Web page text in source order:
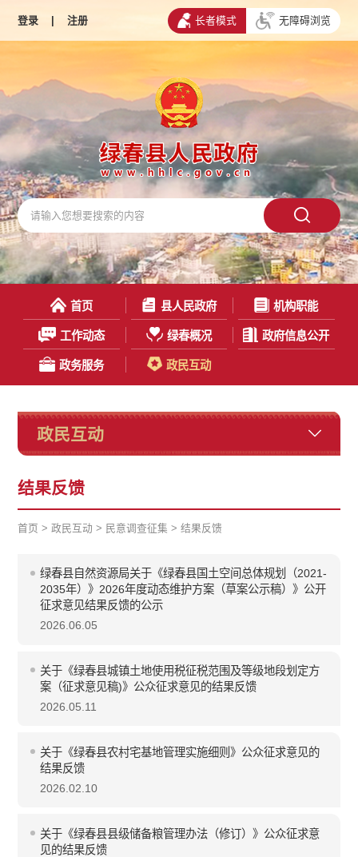
登录 | 注册 长者模式 无障碍浏览
首页 县人民政府 机构职能
工作动态 绿春概况 政府信息公开
政务服务 政民互动
政民互动
结果反馈
首页 >政民互动 > 民意调查征集 >结果反馈
绿春县自然资源局关于《绿春县国土空间总体规划（2021-
2035年）》2026年度动态维护方案（草案公示稿）》公开
征求意见结果反馈的公示
2026.06.05
关于《绿春县城镇土地使用税征税范围及等级地段划定方
案（征求意见稿)》公众征求意见的结果反馈
2026.05.11
关于《绿春县农村宅基地管理实施细则》公众征求意见的
结果反馈
2026.02.10
关于《绿春县县级储备粮管理办法（修订）》公众征求意
见的结果反馈